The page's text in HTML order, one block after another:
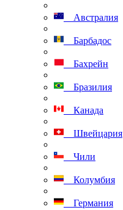
Австралия
Барбадос
Бахрейн
Бразилия
Канада
Швейцария
Чили
Колумбия
Германия